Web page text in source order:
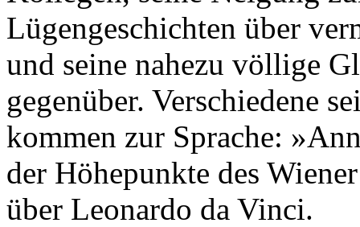
Lügengeschichten über
und seine nahezu völlige
gegenüber. Verschiedene
kommen zur Sprache:
der Höhepunkte des
über Leonardo da Vinci.